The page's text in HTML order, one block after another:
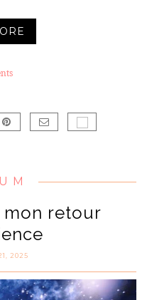
mon retour
2025